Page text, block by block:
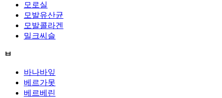
모로실
모발유산균
모발콜라겐
밀크씨슬
ㅂ
바나바잎
베르가못
베르베린